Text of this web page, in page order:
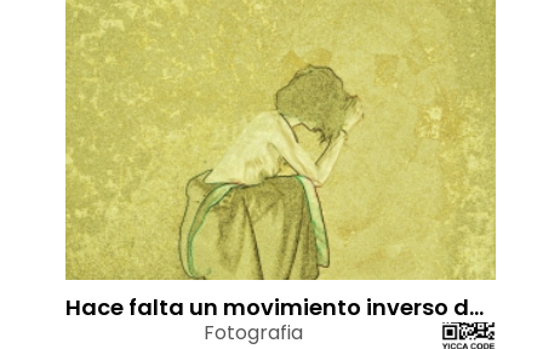
Hace falta un movimiento inverso del alma.El recogimiento profundo del alma es un estado simple, elemental, uno.
Fotografia